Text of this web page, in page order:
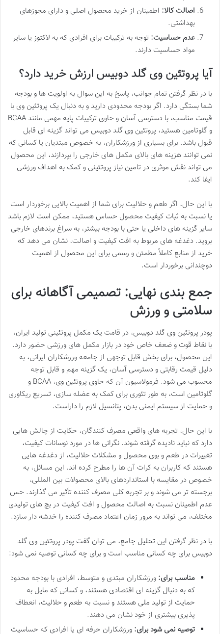
اصالت کالا: اطمینان از خرید محصول اصلی و دارای مجوزهای
بهداشتی.
عدم حساسیت: توجه به ترکیبات برای افرادی که به لاکتوز یا سایر
مواد حساسیت دارند.
آیا پروتئین وی گلد دوبیس ارزش خرید دارد؟
با در نظر گرفتن تمام جوانب، پاسخ به این سوال به اولویت ها و بودجه
شما بستگی دارد. اگر بودجه محدودی دارید و به دنبال یک پروتئین وی با
قیمت مناسب، با دسترسی آسان و حاوی ترکیبات پایه مهمی مانند BCAA
و گلوتامین هستید، پروتئین وی گلد دوبیس می تواند گزینه ای قابل
قبول باشد. برای بسیاری از ورزشکاران، به خصوص مبتدیان یا کسانی که
نمی توانند هزینه های بالای مکمل های خارجی را بپردازند، این محصول
می تواند نقش موثری در تامین نیاز پروتئینی و کمک به اهداف ورزشی
ایفا کند.
با این حال، اگر طعم و حلالیت برای شما از اهمیت بالایی برخوردار است
یا نسبت به ثبات کیفیت محصول حساس هستید، ممکن است لازم باشد
سایر گزینه های داخلی یا حتی با بودجه بیشتر، به سراغ برندهای خارجی
بروید. دغدغه های مربوط به افت کیفیت و اصالت، نشان می دهد که
خرید از منابع کاملاً مطمئن و رسمی برای این محصول از اهمیت
دوچندانی برخوردار است.
جمع بندی نهایی: تصمیمی آگاهانه برای
سلامتی و ورزش
پودر پروتئین وی گلد دوبیس، در قامت یک مکمل پروتئینی تولید ایران،
با نقاط قوت و ضعف خاص خود در بازار مکمل های ورزشی حضور دارد.
این محصول، برای بخش قابل توجهی از جامعه ورزشکاران ایرانی، به
دلیل قیمت رقابتی و دسترسی آسان، یک گزینه مهم و قابل توجه
محسوب می شود. فرمولاسیون آن که حاوی پروتئین وی، BCAA و
گلوتامین است، به طور تئوری برای کمک به عضله سازی، تسریع ریکاوری
و حمایت از سیستم ایمنی بدن، پتانسیل لازم را داراست.
با این حال، تجربه های واقعی مصرف کنندگان، حکایت از چالش هایی
دارد که نباید نادیده گرفته شوند. نگرانی ها در مورد نوسانات کیفیت،
تغییرات در طعم و بوی محصول و مشکلات حلالیت، از دغدغه هایی
هستند که کاربران به کرات آن ها را مطرح کرده اند. این مسائل، به
خصوص در مقایسه با استانداردهای بالای محصولات بین المللی،
برجسته تر می شوند و بر تجربه کلی مصرف کننده تأثیر می گذارند. حس
عدم اطمینان نسبت به اصالت محصول و افت کیفیت در بچ های تولیدی
مختلف، می تواند به مرور زمان اعتماد مصرف کننده را خدشه دار سازد.
با در نظر گرفتن این تحلیل جامع، می توان گفت پودر پروتئین وی گلد
دوبیس برای چه کسانی مناسب است و برای چه کسانی توصیه نمی شود:
مناسب برای: ورزشکاران مبتدی و متوسط، افرادی با بودجه محدود
که به دنبال گزینه ای اقتصادی هستند، و کسانی که مایل به
حمایت از تولید ملی هستند و نسبت به طعم و حلالیت، انعطاف
پذیری بیشتری از خود نشان می دهند.
توصیه نمی شود برای: ورزشکاران حرفه ای یا افرادی که حساسیت